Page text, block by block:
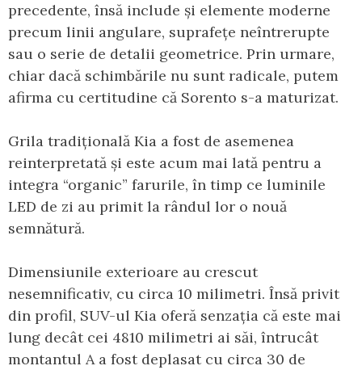
precedente, însă include și elemente moderne
precum linii angulare, suprafețe neîntrerupte
sau o serie de detalii geometrice. Prin urmare,
chiar dacă schimbările nu sunt radicale, putem
afirma cu certitudine că Sorento s-a maturizat.
Grila tradițională Kia a fost de asemenea
reinterpretată și este acum mai lată pentru a
integra “organic” farurile, în timp ce luminile
LED de zi au primit la rândul lor o nouă
semnătură.
Dimensiunile exterioare au crescut
nesemnificativ, cu circa 10 milimetri. Însă privit
din profil, SUV-ul Kia oferă senzația că este mai
lung decât cei 4810 milimetri ai săi, întrucât
montantul A a fost deplasat cu circa 30 de